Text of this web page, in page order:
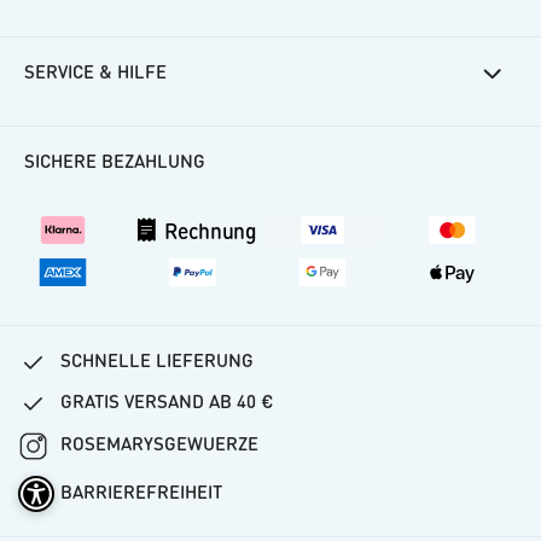
SERVICE & HILFE
Versand
Vertrag widerrufen
SICHERE BEZAHLUNG
Rechnung
SCHNELLE LIEFERUNG
GRATIS VERSAND AB 40 €
ROSEMARYSGEWUERZE
BARRIEREFREIHEIT